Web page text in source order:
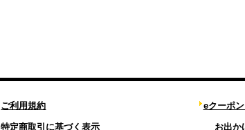
ご利用規約
特定商取引に基づく表示
eクーポ
お出か